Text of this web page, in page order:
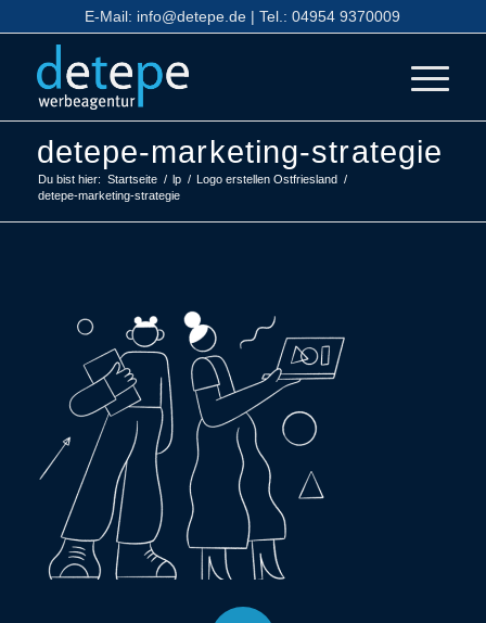
E-Mail: info@detepe.de | Tel.:04954 9370009
detepe-marketing-strategie
Du bist hier: Startseite / lp / Logo erstellen Ostfriesland /
detepe-marketing-strategie